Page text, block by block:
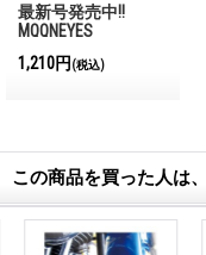
最新号発売中!!
MQQNEYES
Magazine No.28 2026
1,210円 (税込)
この商品を買った人は